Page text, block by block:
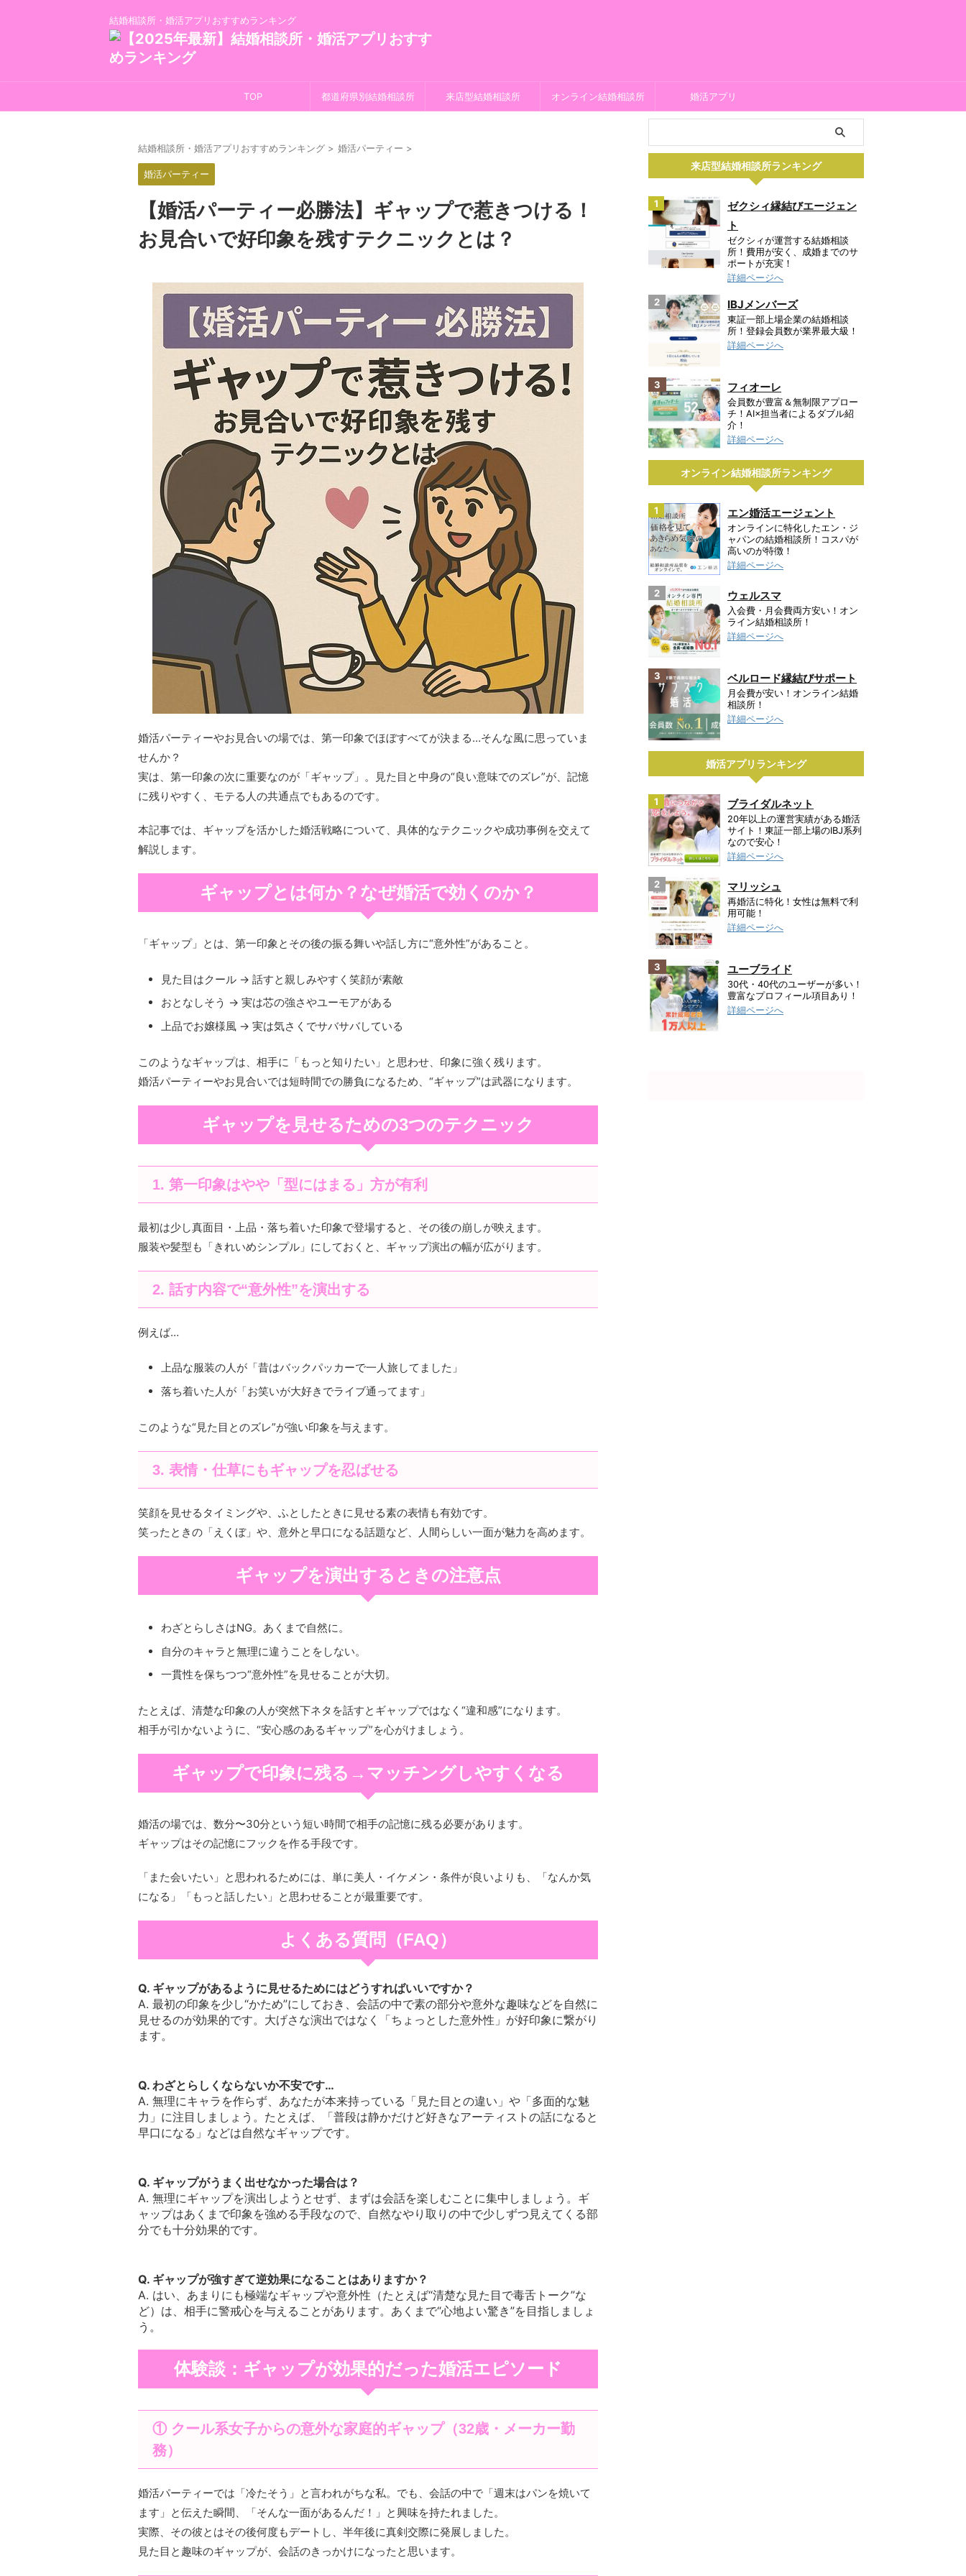
結婚相談所・婚活アプリおすすめランキング
TOP 都道府県別結婚相談所 来店型結婚相談所 オンライン結婚相談所 婚活アプリ
結婚相談所・婚活アプリおすすめランキング > 婚活パーティー >
婚活パーティー
【婚活パーティー必勝法】ギャップで惹きつける！
お見合いで好印象を残すテクニックとは？
婚活パーティーやお見合いの場では、第一印象でほぼすべてが決まる…そんな風に思っていま
せんか？
実は、第一印象の次に重要なのが「ギャップ」。見た目と中身の“良い意味でのズレ”が、記憶
に残りやすく、モテる人の共通点でもあるのです。
本記事では、ギャップを活かした婚活戦略について、具体的なテクニックや成功事例を交えて
解説します。
ギャップとは何か？なぜ婚活で効くのか？
「ギャップ」とは、第一印象とその後の振る舞いや話し方に“意外性”があること。
見た目はクール → 話すと親しみやすく笑顔が素敵
おとなしそう → 実は芯の強さやユーモアがある
上品でお嬢様風 → 実は気さくでサバサバしている
このようなギャップは、相手に「もっと知りたい」と思わせ、印象に強く残ります。
婚活パーティーやお見合いでは短時間での勝負になるため、“ギャップ”は武器になります。
ギャップを見せるための3つのテクニック
1. 第一印象はやや「型にはまる」方が有利
最初は少し真面目・上品・落ち着いた印象で登場すると、その後の崩しが映えます。
服装や髪型も「きれいめシンプル」にしておくと、ギャップ演出の幅が広がります。
2. 話す内容で“意外性”を演出する
例えば…
上品な服装の人が「昔はバックパッカーで一人旅してました」
落ち着いた人が「お笑いが大好きでライブ通ってます」
このような“見た目とのズレ”が強い印象を与えます。
3. 表情・仕草にもギャップを忍ばせる
笑顔を見せるタイミングや、ふとしたときに見せる素の表情も有効です。
笑ったときの「えくぼ」や、意外と早口になる話題など、人間らしい一面が魅力を高めます。
ギャップを演出するときの注意点
わざとらしさはNG。あくまで自然に。
自分のキャラと無理に違うことをしない。
一貫性を保ちつつ“意外性”を見せることが大切。
たとえば、清楚な印象の人が突然下ネタを話すとギャップではなく“違和感”になります。
相手が引かないように、“安心感のあるギャップ”を心がけましょう。
ギャップで印象に残る→マッチングしやすくなる
婚活の場では、数分〜30分という短い時間で相手の記憶に残る必要があります。
ギャップはその記憶にフックを作る手段です。
「また会いたい」と思われるためには、単に美人・イケメン・条件が良いよりも、「なんか気
になる」「もっと話したい」と思わせることが最重要です。
よくある質問（FAQ）
Q. ギャップがあるように見せるためにはどうすればいいですか？
A. 最初の印象を少し“かため”にしておき、会話の中で素の部分や意外な趣味などを自然に
見せるのが効果的です。大げさな演出ではなく「ちょっとした意外性」が好印象に繋がり
ます。
Q. わざとらしくならないか不安です…
A. 無理にキャラを作らず、あなたが本来持っている「見た目との違い」や「多面的な魅
力」に注目しましょう。たとえば、「普段は静かだけど好きなアーティストの話になると
早口になる」などは自然なギャップです。
Q. ギャップがうまく出せなかった場合は？
A. 無理にギャップを演出しようとせず、まずは会話を楽しむことに集中しましょう。ギ
ャップはあくまで印象を強める手段なので、自然なやり取りの中で少しずつ見えてくる部
分でも十分効果的です。
Q. ギャップが強すぎて逆効果になることはありますか？
A. はい、あまりにも極端なギャップや意外性（たとえば“清楚な見た目で毒舌トーク”な
ど）は、相手に警戒心を与えることがあります。あくまで“心地よい驚き”を目指しましょ
う。
体験談：ギャップが効果的だった婚活エピソード
① クール系女子からの意外な家庭的ギャップ（32歳・メーカー勤
務）
婚活パーティーでは「冷たそう」と言われがちな私。でも、会話の中で「週末はパンを焼いて
ます」と伝えた瞬間、「そんな一面があるんだ！」と興味を持たれました。
実際、その彼とはその後何度もデートし、半年後に真剣交際に発展しました。
見た目と趣味のギャップが、会話のきっかけになったと思います。
来店型結婚相談所ランキング
1
ゼクシィ縁結びエージェン
ト
ゼクシィが運営する結婚相談
所！費用が安く、成婚までのサ
ポートが充実！
詳細ページへ
2 IBJメンバーズ
東証一部上場企業の結婚相談
所！登録会員数が業界最大級！
詳細ページへ
3 フィオーレ
会員数が豊富＆無制限アプロー
チ！AI×担当者によるダブル紹
介！
詳細ページへ
オンライン結婚相談所ランキング
1 エン婚活エージェント
オンラインに特化したエン・ジ
ャパンの結婚相談所！コスパが
高いのが特徴！
詳細ページへ
2 ウェルスマ
入会費・月会費両方安い！オン
ライン結婚相談所！
詳細ページへ
3 ベルロード縁結びサポート
月会費が安い！オンライン結婚
相談所！
詳細ページへ
婚活アプリランキング
1 ブライダルネット
20年以上の運営実績がある婚活
サイト！東証一部上場のIBJ系列
なので安心！
詳細ページへ
2 マリッシュ
再婚活に特化！女性は無料で利
用可能！
詳細ページへ
3 ユーブライド
30代・40代のユーザーが多い！
豊富なプロフィール項目あり！
詳細ページへ